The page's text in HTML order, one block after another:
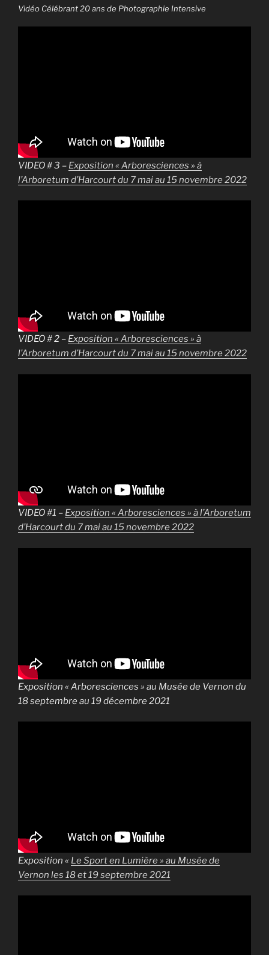
Vidéo Célébrant 20 ans de Photographie Intensive
VIDEO # 3 – Exposition « Arboresciences » à
l’Arboretum d’Harcourt du 7 mai au 15 novembre 2022
VIDEO # 2 – Exposition « Arboresciences » à
l’Arboretum d’Harcourt du 7 mai au 15 novembre 2022
VIDEO #1 – Exposition « Arboresciences » à l’Arboretum
d’Harcourt du 7 mai au 15 novembre 2022
Exposition « Arboresciences » au Musée de Vernon du
18 septembre au 19 décembre 2021
Exposition « Le Sport en Lumière » au Musée de
Vernon les 18 et 19 septembre 2021